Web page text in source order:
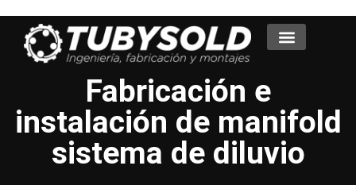
Fabricación e
instalación de manifold
sistema de diluvio